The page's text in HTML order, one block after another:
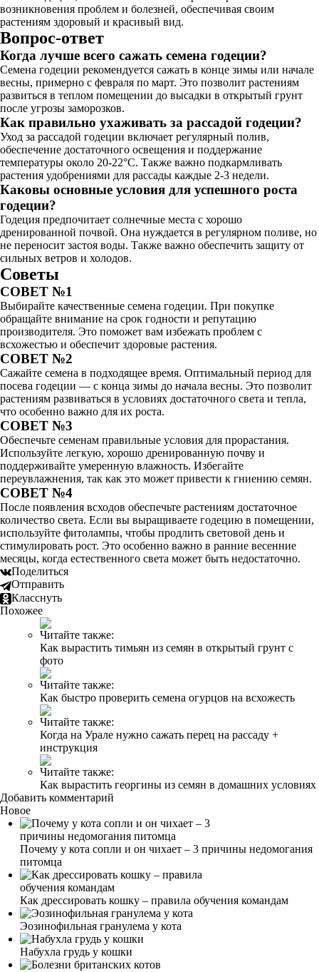
возникновения проблем и болезней, обеспечивая своим
растениям здоровый и красивый вид.
Вопрос-ответ
Когда лучше всего сажать семена годеции?
Семена годеции рекомендуется сажать в конце зимы или начале
весны, примерно с февраля по март. Это позволит растениям
развиться в теплом помещении до высадки в открытый грунт
после угрозы заморозков.
Как правильно ухаживать за рассадой годеции?
Уход за рассадой годеции включает регулярный полив,
обеспечение достаточного освещения и поддержание
температуры около 20-22°C. Также важно подкармливать
растения удобрениями для рассады каждые 2-3 недели.
Каковы основные условия для успешного роста
годеции?
Годеция предпочитает солнечные места с хорошо
дренированной почвой. Она нуждается в регулярном поливе, но
не переносит застоя воды. Также важно обеспечить защиту от
сильных ветров и холодов.
Советы
СОВЕТ №1
Выбирайте качественные семена годеции. При покупке
обращайте внимание на срок годности и репутацию
производителя. Это поможет вам избежать проблем с
всхожестью и обеспечит здоровые растения.
СОВЕТ №2
Сажайте семена в подходящее время. Оптимальный период для
посева годеции — с конца зимы до начала весны. Это позволит
растениям развиваться в условиях достаточного света и тепла,
что особенно важно для их роста.
СОВЕТ №3
Обеспечьте семенам правильные условия для прорастания.
Используйте легкую, хорошо дренированную почву и
поддерживайте умеренную влажность. Избегайте
переувлажнения, так как это может привести к гниению семян.
СОВЕТ №4
После появления всходов обеспечьте растениям достаточное
количество света. Если вы выращиваете годецию в помещении,
используйте фитолампы, чтобы продлить световой день и
стимулировать рост. Это особенно важно в ранние весенние
месяцы, когда естественного света может быть недостаточно.
Поделиться
Отправить
Класснуть
Похожее
Читайте также:
Как вырастить тимьян из семян в открытый грунт с
фото
Читайте также:
Как быстро проверить семена огурцов на всхожесть
Читайте также:
Когда на Урале нужно сажать перец на рассаду +
инструкция
Читайте также:
Как вырастить георгины из семян в домашних условиях
Добавить комментарий
Новое
Почему у кота сопли и он чихает – 3 причины недомогания
питомца
Как дрессировать кошку – правила обучения командам
Эозинофильная гранулема у кота
Набухла грудь у кошки